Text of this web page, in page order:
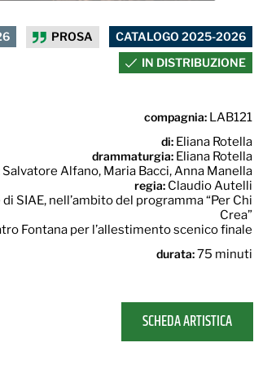
PROSA
CATALOGO 2025-2026
IN DISTRIBUZIONE
compagnia: LAB121
di: Eliana Rotella
drammaturgia: Eliana Rotella
Salvatore Alfano, Maria Bacci, Anna Manella
regia: Claudio Autelli
SIAE, nell’ambito del programma “Per Chi
Crea”
Fontana per l’allestimento scenico finale
durata:75 minuti
SCHEDA ARTISTICA